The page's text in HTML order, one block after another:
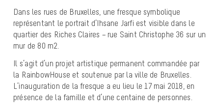
Dans les rues de Bruxelles, une fresque symbolique
représentant le portrait d’Ihsane Jarfi est visible dans le
quartier des Riches Claires – rue Saint Christophe 36 sur un
mur de 80 m2.
Il s’agit d’un projet artistique permanent commandée par
la RainbowHouse et soutenue par la ville de Bruxelles.
L’inauguration de la fresque a eu lieu le 17 mai 2018, en
présence de la famille et d’une centaine de personnes.